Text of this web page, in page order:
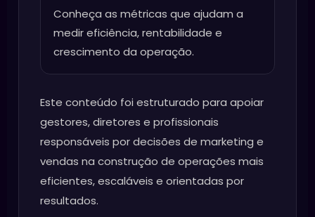
Conheça as métricas que ajudam a
medir eficiência, rentabilidade e
crescimento da operação.
Este conteúdo foi estruturado para apoiar
gestores, diretores e profissionais
responsáveis por decisões de marketing e
vendas na construção de operações mais
eficientes, escaláveis e orientadas por
resultados.